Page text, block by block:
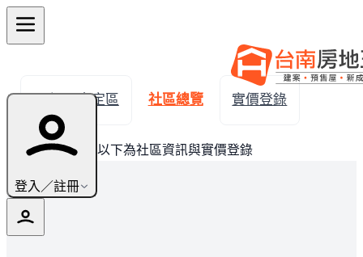
登入／註冊
← 返回安定區 社區總覽 實價登錄
此建案已完銷，以下為社區資訊與實價登錄